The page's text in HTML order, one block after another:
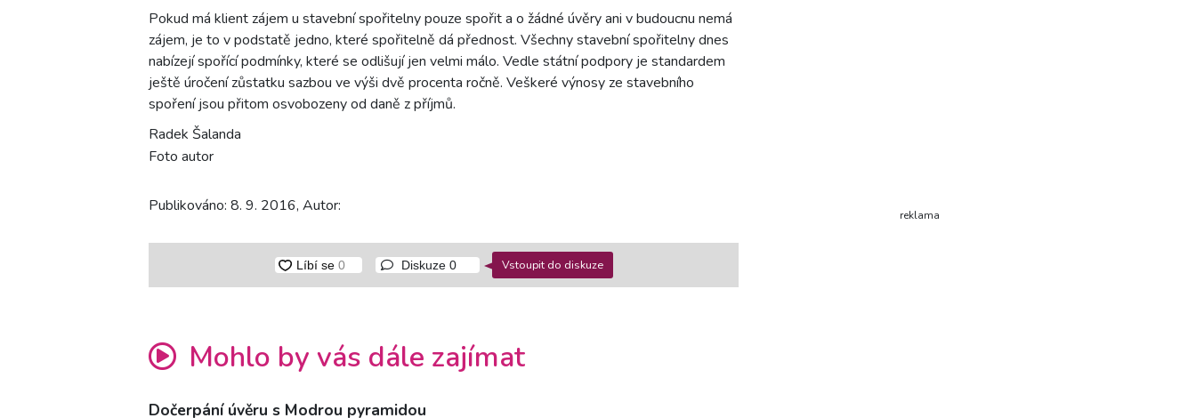
Pokud má klient zájem u stavební spořitelny pouze spořit a o žádné úvěry ani v budoucnu nemá
zájem, je to v podstatě jedno, které spořitelně dá přednost. Všechny stavební spořitelny dnes
nabízejí spořící podmínky, které se odlišují jen velmi málo. Vedle státní podpory je standardem
ještě úročení zůstatku sazbou ve výši dvě procenta ročně. Veškeré výnosy ze stavebního
spoření jsou přitom osvobozeny od daně z příjmů.
Radek Šalanda
Foto autor
Publikováno: 8. 9. 2016, Autor:
Diskuze0 Vstoupit do diskuze
Mohlo by vás dále zajímat
Dočerpání úvěru s Modrou pyramidou
reklama